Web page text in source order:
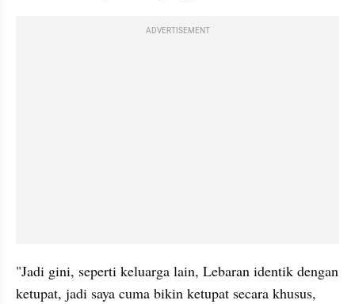
ADVERTISEMENT
"Jadi gini, seperti keluarga lain, Lebaran identik dengan
ketupat, jadi saya cuma bikin ketupat secara khusus,